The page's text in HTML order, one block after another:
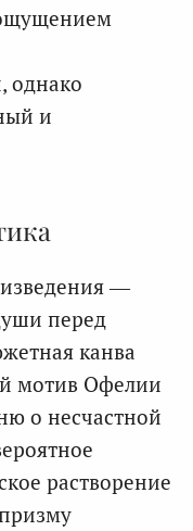
однако
и
—
перед
канва
мотив Офелии
о несчастной
растворение